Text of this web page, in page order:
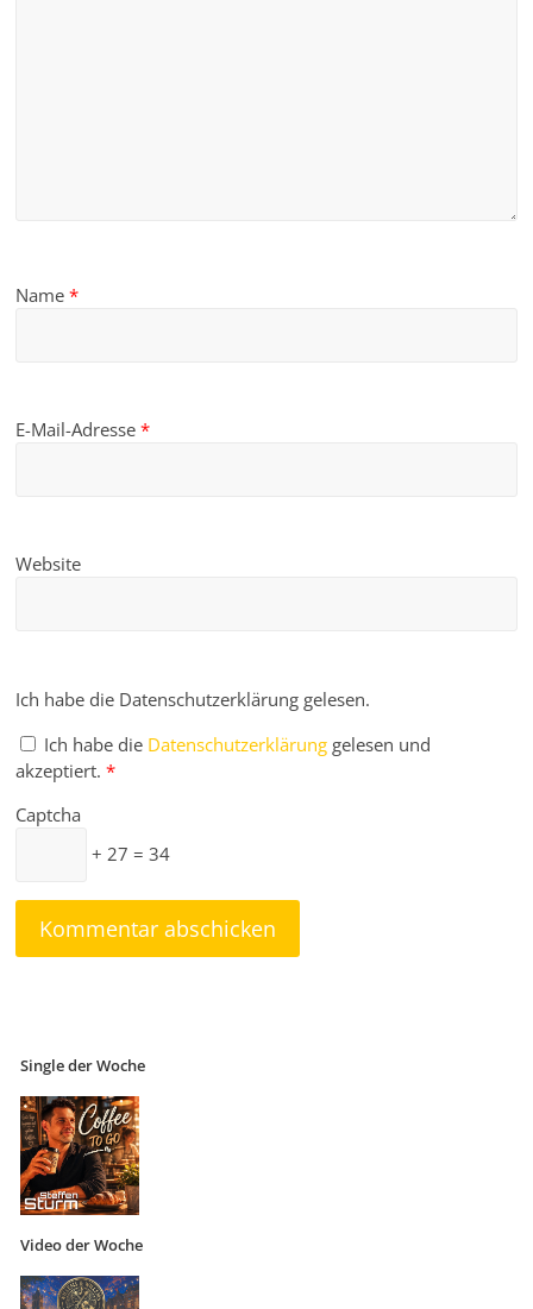
Name*
E-Mail-Adresse*
Website
Ich habe die Datenschutzerklärung gelesen.
Ich habe die Datenschutzerklärung gelesen und
akzeptiert. *
Captcha
+ 27 = 34
Single der Woche
Video der Woche